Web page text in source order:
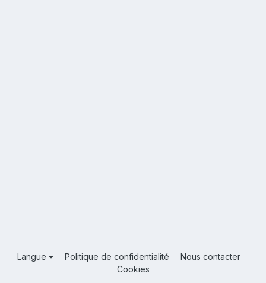
Langue Politique de confidentialité
Nous contacter
Cookies